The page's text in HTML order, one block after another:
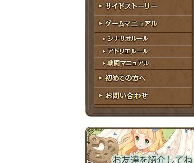
世界観
サイドストーリー
ゲームマニュアル
シナリオルール
アトリエルール
戦闘マニュアル
初めての方へ
お問い合わせ